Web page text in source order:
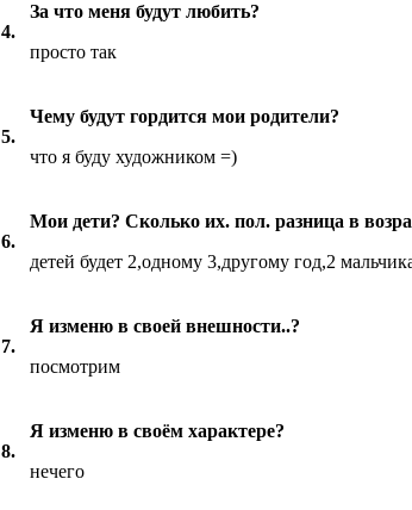
4.
За что меня будут любить?
просто так
5.
Чему будут гордится мои родители?
что я буду художником =)
6.
Мои дети? Сколько их. пол. разница в
детей будет 2,одному 3,другому год,2
7.
Я изменю в своей внешности..?
посмотрим
8.
Я изменю в своём характере?
нечего